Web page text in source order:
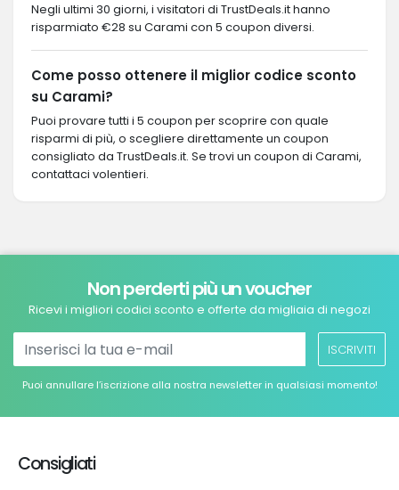
Negli ultimi 30 giorni, i visitatori di TrustDeals.it hanno
risparmiato €28 su Carami con 5 coupon diversi.
Come posso ottenere il miglior codice sconto
su Carami?
Puoi provare tutti i 5 coupon per scoprire con quale
risparmi di più, o scegliere direttamente un coupon
consigliato da TrustDeals.it. Se trovi un coupon di Carami,
contattaci volentieri.
Non perderti più un voucher
Ricevi i migliori codici sconto e offerte da migliaia di negozi
ISCRIVITI
Puoi annullare l’iscrizione alla nostra newsletter in qualsiasi momento!
Consigliati